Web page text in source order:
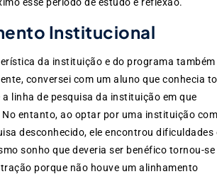
esse período de estudo e reflexão.
Institucional
da instituição e do programa também
conversei com um aluno que conhecia
linha de pesquisa da instituição em que
No entanto, ao optar por uma instituição com
desconhecido, ele encontrou dificuldades
sonho que deveria ser benéfico tornou-se
porque não houve um alinhamento